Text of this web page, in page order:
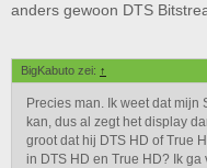
anders gewoon DTS
BigKabuto zei: ↑
Precies man. Ik weet dat mijn
kan, dus al zegt het display
groot dat hij DTS HD of True
in DTS HD en True HD? Ik